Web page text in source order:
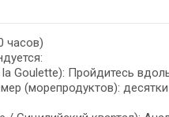
часов)
Goulette): Пройдитесь
(морепродуктов):